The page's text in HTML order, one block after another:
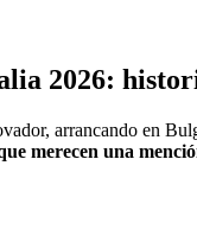
2026:
arrancando en
merecen una